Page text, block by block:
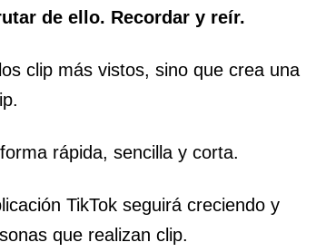
de ello. Recordar y reír.
clip más vistos, sino que crea una
rápida, sencilla y corta.
TikTok seguirá creciendo y
que realizan clip.